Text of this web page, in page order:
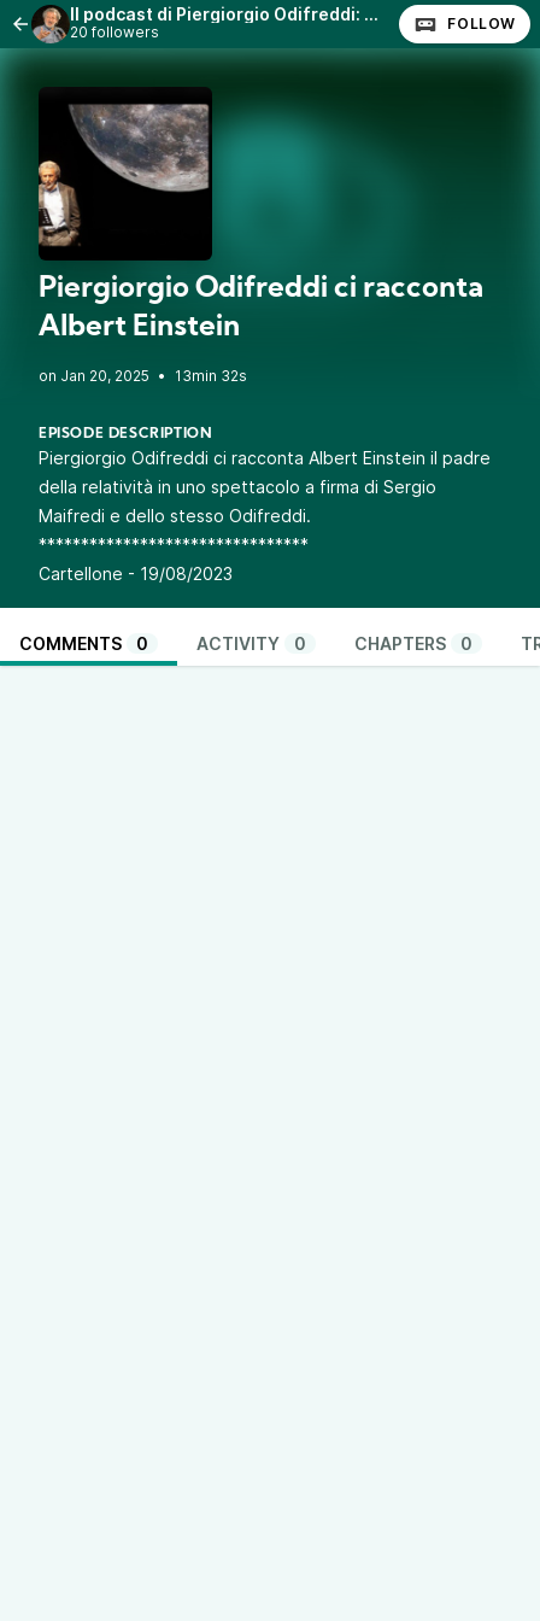
Il podcast di Piergiorgio Odifreddi: Lezioni e Conferenze.
20 followers FOLLOW
Piergiorgio Odifreddi ci racconta
Albert Einstein
• 13min 32s
EPISODE DESCRIPTION
Piergiorgio Odifreddi ci racconta Albert Einstein il padre
della relatività in uno spettacolo a firma di Sergio
Maifredi e dello stesso Odifreddi.
********************************
Cartellone - 19/08/2023
COMMENTS 0 ACTIVITY 0 CHAPTERS 0